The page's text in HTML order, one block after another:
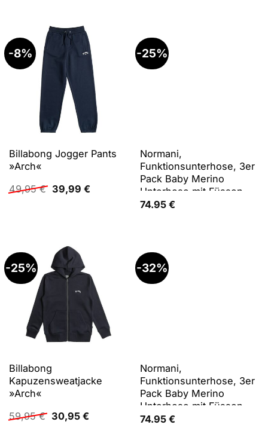
-8%
Billabong Jogger Pants
»Arch«
49,95€ Ursprünglicher
Preis
39,99 €Aktueller
-25%
Normani,
Funktionsunterhose, 3er
Pack Baby Merino
Unterhose mit Füssen -
9543 (56), Beige,
74.95 €
-25%
Billabong
Kapuzensweatjacke
»Arch«
59,95€ Ursprünglicher
Preis
30,95 €Aktueller
-32%
Normani,
Funktionsunterhose, 3er
Pack Baby Merino
Unterhose mit Füssen -
9543 (80), Grün, Rosa,
74.95 €